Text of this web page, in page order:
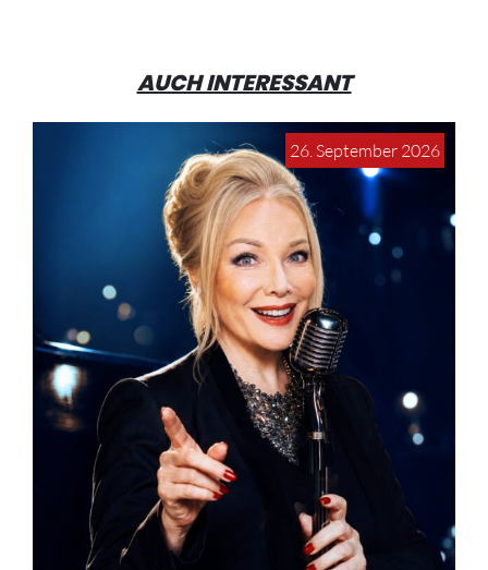
AUCH INTERESSANT
26. September 2026